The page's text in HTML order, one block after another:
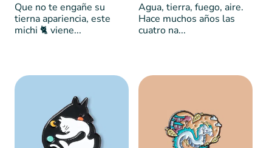
Que no te engañe su
tierna apariencia, este
michi 🐈 viene...
Agua, tierra, fuego, aire.
Hace muchos años las
cuatro na...